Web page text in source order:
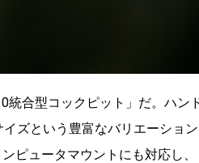
統合型コックピット」だ。ハン
ズという豊富なバリエーション
ピュータマウントにも対応し、